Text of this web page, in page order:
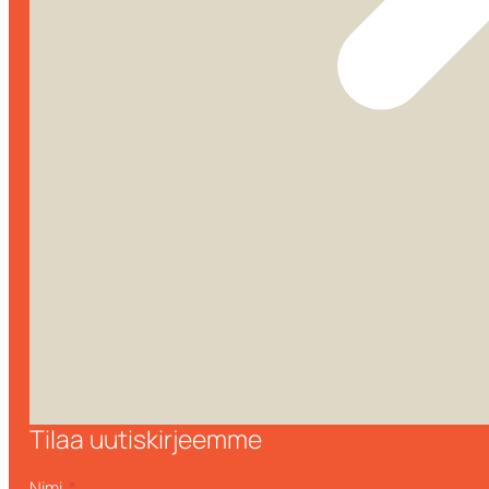
Tilaa uutiskirjeemme